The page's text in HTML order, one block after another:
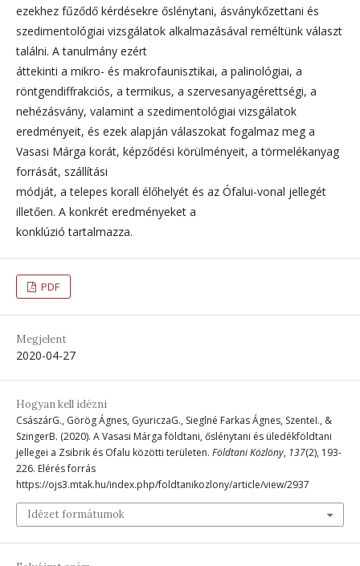
ezekhez fűződő kérdésekre őslénytani, ásványkőzettani és
szedimentológiai vizsgálatok alkalmazásával reméltünk választ
találni. A tanulmány ezért
áttekinti a mikro- és makrofaunisztikai, a palinológiai, a
röntgendiffrakciós, a termikus, a szervesanyagérettségi, a
nehézásvány, valamint a szedimentológiai vizsgálatok
eredményeit, és ezek alapján válaszokat fogalmaz meg a
Vasasi Márga korát, képződési körülményeit, a törmelékanyag
forrását, szállítási
módját, a telepes korall élőhelyét és az Ófalui-vonal jellegét
illetően. A konkrét eredményeket a
konklúzió tartalmazza.
PDF
Megjelent
2020-04-27
Hogyan kell idézni
CsászárG., Görög Ágnes, GyuriczaG., Sieglné Farkas Ágnes, SzenteI., &
SzingerB. (2020). A Vasasi Márga földtani, őslénytani és üledékföldtani
jellegei a Zsibrik és Ofalu közötti területen. Földtani Közlöny, 137(2), 193-
226. Elérés forrás
https://ojs3.mtak.hu/index.php/foldtanikozlony/article/view/2937
Idézet formátumok